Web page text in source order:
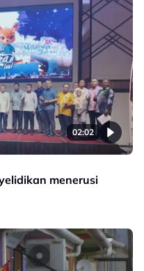
02:02
menerusi